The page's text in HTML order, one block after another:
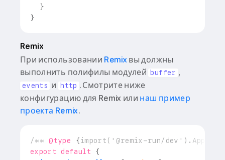
}
}
Remix
При использовании Remix вы должны
выполнить полифилы модулей
buffer ,
events и http . Смотрите ниже
конфигурацию для Remix или наш пример
проекта Remix.
/** @type {import('@remix-run/
export
default
{